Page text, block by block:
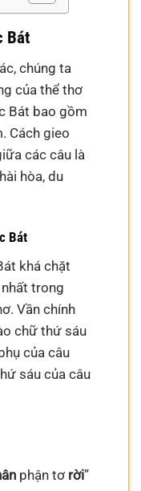
Bát
chúng ta
của thể thơ
Bát bao gồm
Cách gieo
các câu là
hòa, du
Bát
khá chặt
trong
Vần chính
chữ thứ sáu
của câu
sáu của câu
phận tơ rời”